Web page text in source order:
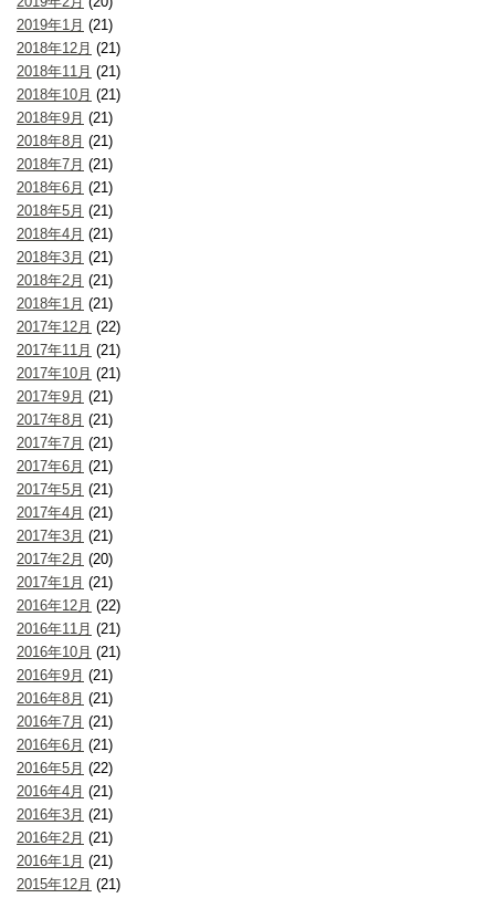
2019年1月 (21)
2018年12月 (21)
2018年11月 (21)
2018年10月 (21)
2018年9月 (21)
2018年8月 (21)
2018年7月 (21)
2018年6月 (21)
2018年5月 (21)
2018年4月 (21)
2018年3月 (21)
2018年2月 (21)
2018年1月 (21)
2017年12月 (22)
2017年11月 (21)
2017年10月 (21)
2017年9月 (21)
2017年8月 (21)
2017年7月 (21)
2017年6月 (21)
2017年5月 (21)
2017年4月 (21)
2017年3月 (21)
2017年2月 (20)
2017年1月 (21)
2016年12月 (22)
2016年11月 (21)
2016年10月 (21)
2016年9月 (21)
2016年8月 (21)
2016年7月 (21)
2016年6月 (21)
2016年5月 (22)
2016年4月 (21)
2016年3月 (21)
2016年2月 (21)
2016年1月 (21)
2015年12月 (21)